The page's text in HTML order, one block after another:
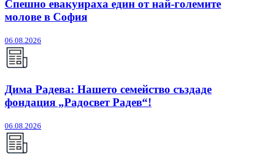
Спешно евакуираха един от най-големите
молове в София
06.08.2026
Дима Радева: Нашето семейство създаде
фондация „Радосвет Радев“!
06.08.2026